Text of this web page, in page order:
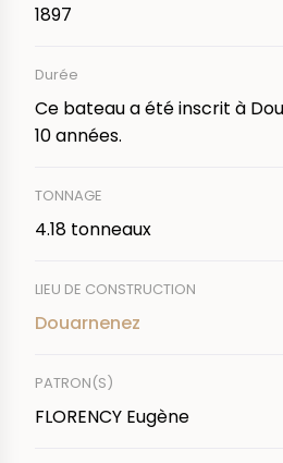
1897
Durée
Ce bateau a été inscrit à
10 années.
TONNAGE
4.18 tonneaux
LIEU DE CONSTRUCTION
Douarnenez
PATRON(S)
FLORENCY Eugène